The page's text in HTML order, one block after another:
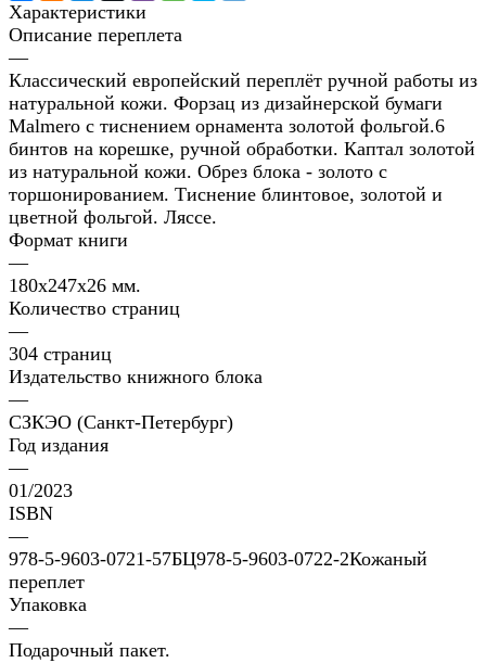
Характеристики
Описание переплета
—
Классический европейский переплёт ручной работы из
натуральной кожи. Форзац из дизайнерской бумаги
Malmero с тиснением орнамента золотой фольгой.6
бинтов на корешке, ручной обработки. Каптал золотой
из натуральной кожи. Обрез блока - золото с
торшонированием. Тиснение блинтовое, золотой и
цветной фольгой. Ляссе.
Формат книги
—
180х247х26 мм.
Количество страниц
—
304 страниц
Издательство книжного блока
—
СЗКЭО (Санкт-Петербург)
Год издания
—
01/2023
ISBN
—
978-5-9603-0721-57БЦ978-5-9603-0722-2Кожаный
переплет
Упаковка
—
Подарочный пакет.